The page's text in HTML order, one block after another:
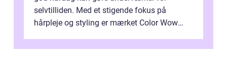
selvtilliden. Med et stigende fokus på
hårpleje og styling er mærket Color Wow
innova...